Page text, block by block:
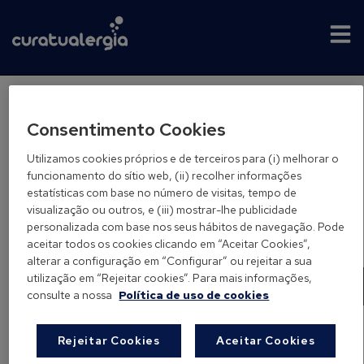
Alergia em crianças
Pesquisar
Pesquisar
Consentimento Cookies
Utilizamos cookies próprios e de terceiros para (i) melhorar o
funcionamento do sítio web, (ii) recolher informações
estatísticas com base no número de visitas, tempo de
visualização ou outros, e (iii) mostrar-lhe publicidade
personalizada com base nos seus hábitos de navegação. Pode
aceitar todos os cookies clicando em “Aceitar Cookies”,
alterar a configuração em “Configurar” ou rejeitar a sua
utilização em “Rejeitar cookies”. Para mais informações,
consulte a nossa Política de uso de cookies
Rejeitar Cookies Aceitar Cookies